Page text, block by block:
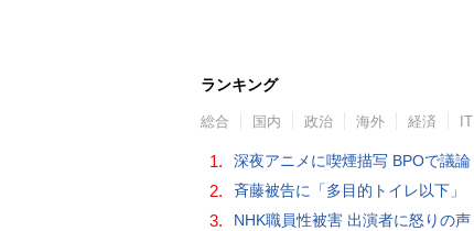
ランキング
総合 国内 政治 海外 経済 IT
1. 深夜アニメに喫煙描写 BPOで議論
2. 斉藤被告に「多目的トイレ以下」
3. NHK職員性被害 出演者に怒りの声